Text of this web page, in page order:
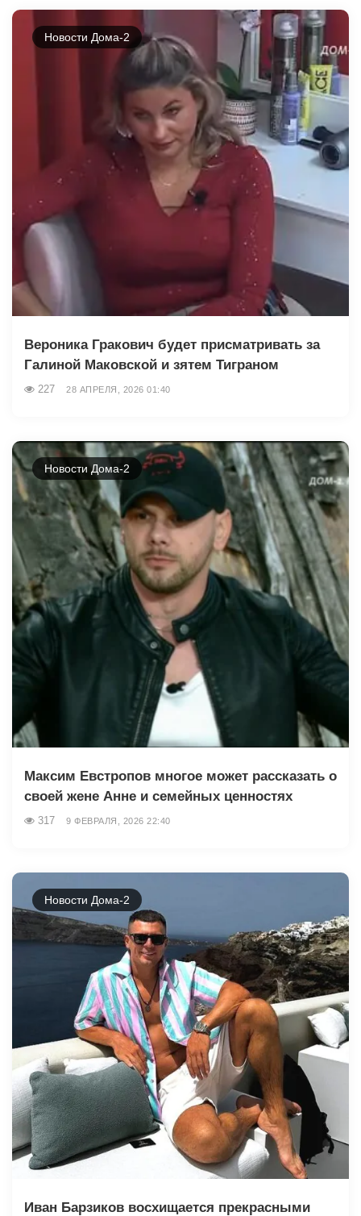
Новости Дома-2
Вероника Гракович будет присматривать за
Галиной Маковской и зятем Тиграном
227 28 АПРЕЛЯ, 2026 01:40
Новости Дома-2
Максим Евстропов многое может рассказать о
своей жене Анне и семейных ценностях
317 9 ФЕВРАЛЯ, 2026 22:40
Новости Дома-2
Иван Барзиков восхищается прекрасными